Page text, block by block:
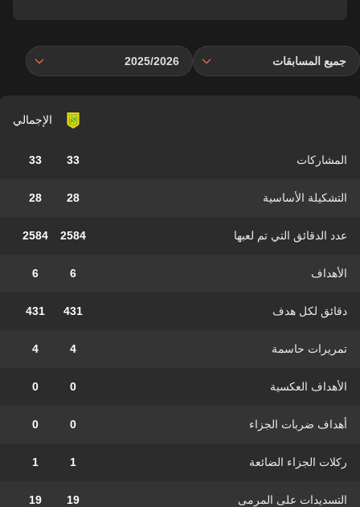
جميع المسابقات 2025/2026
الإجمالي
المشاركات 33
33
التشكيلة الأساسية 28
28
عدد الدقائق التي تم لعبها 2584
2584
الأهداف 6
6
دقائق لكل هدف 431
431
تمريرات حاسمة 4
4
الأهداف العكسية 0
0
أهداف ضربات الجزاء 0
0
ركلات الجزاء الضائعة 1
1
التسديدات على المرمى 19
19